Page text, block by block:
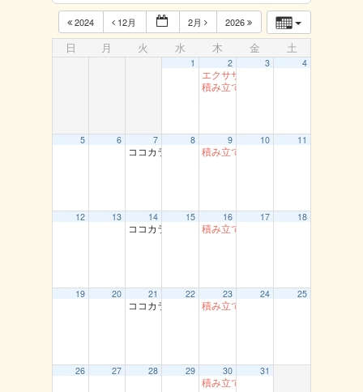
2024 12月 2月 2026
日 月 火 水 木 金 土
1 2
エクササイズ（岩美）
積み立て貯筋運動（とまり）
3 4
5 6 7
ココカラ運動教室（龍鳳閣）
8 9
積み立て貯筋運動（とまり）
10 11
12 13 14
ココカラ運動教室（龍鳳閣）
15 16
積み立て貯筋運動（とまり）
17 18
19 20 21
ココカラ運動教室（龍鳳閣）
22 23
積み立て貯筋運動（とまり）
24 25
26 27 28 29 30
積み立て貯筋運動（とまり）
31